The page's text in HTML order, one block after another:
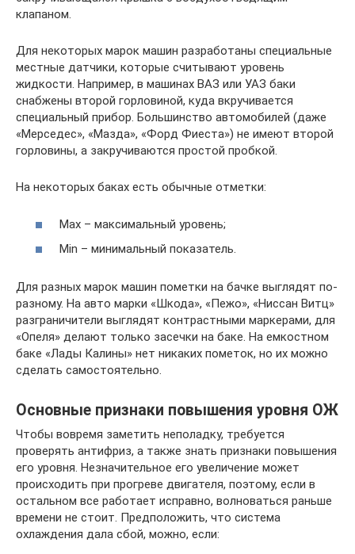
клапаном.
Для некоторых марок машин разработаны специальные
местные датчики, которые считывают уровень
жидкости. Например, в машинах ВАЗ или УАЗ баки
снабжены второй горловиной, куда вкручивается
специальный прибор. Большинство автомобилей (даже
«Мерседес», «Мазда», «Форд Фиеста») не имеют второй
горловины, а закручиваются простой пробкой.
На некоторых баках есть обычные отметки:
Max – максимальный уровень;
Min – минимальный показатель.
Для разных марок машин пометки на бачке выглядят по-
разному. На авто марки «Шкода», «Пежо», «Ниссан Витц»
разграничители выглядят контрастными маркерами, для
«Опеля» делают только засечки на баке. На емкостном
баке «Лады Калины» нет никаких пометок, но их можно
сделать самостоятельно.
Основные признаки повышения уровня ОЖ
Чтобы вовремя заметить неполадку, требуется
проверять антифриз, а также знать признаки повышения
его уровня. Незначительное его увеличение может
происходить при прогреве двигателя, поэтому, если в
остальном все работает исправно, волноваться раньше
времени не стоит. Предположить, что система
охлаждения дала сбой, можно, если: